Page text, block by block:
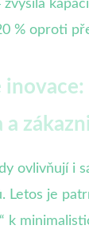
zvýšila
% oproti
ovlivňují i
Letos je
k